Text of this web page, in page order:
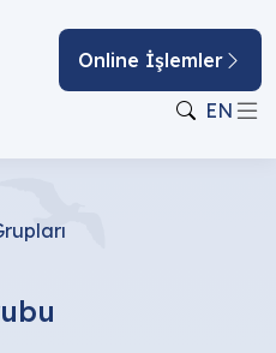
Online İşlemler
EN